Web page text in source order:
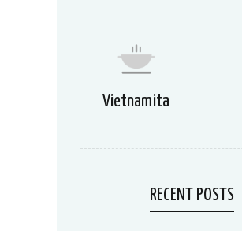
Vietnamita
RECENT POSTS